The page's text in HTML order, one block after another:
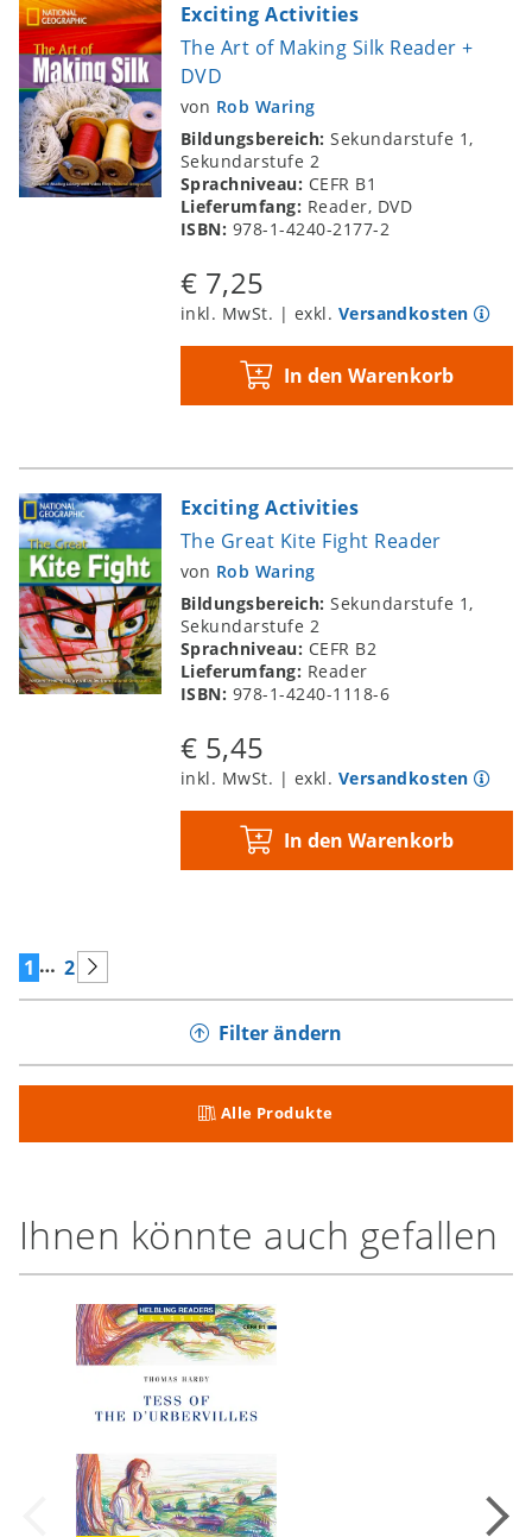
Exciting Activities
The Art of Making Silk Reader +
DVD
von Rob Waring
Bildungsbereich:Sekundarstufe 1,
Sekundarstufe 2
Sprachniveau: CEFR B1
Lieferumfang: Reader, DVD
ISBN: 978-1-4240-2177-2
€ 7,25
inkl. MwSt. | exkl. Versandkosten
In den Warenkorb
Exciting Activities
The Great Kite Fight Reader
von Rob Waring
Bildungsbereich:Sekundarstufe 1,
Sekundarstufe 2
Sprachniveau: CEFR B2
Lieferumfang: Reader
ISBN: 978-1-4240-1118-6
€ 5,45
inkl. MwSt. | exkl. Versandkosten
In den Warenkorb
1 … 2
Filter ändern
Alle Produkte
Ihnen könnte auch gefallen